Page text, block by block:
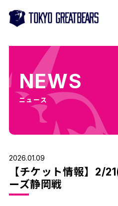
NEWS
ニュース
2026.01.09
【チケット情報】2/
ーズ静岡戦